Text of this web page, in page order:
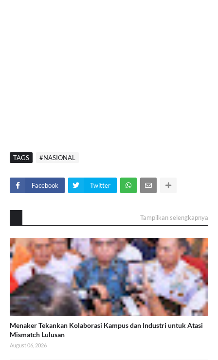
TAGS #NASIONAL
Facebook Twitter
Tampilkan selengkapnya
Menaker Tekankan Kolaborasi Kampus dan Industri untuk Atasi
Mismatch Lulusan
August 06, 2026